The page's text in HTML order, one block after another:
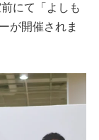
にて「よしも
が開催されま